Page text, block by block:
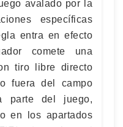
avalado por la
específicas
entra en efecto
comete una
tiro libre directo
fuera del campo
parte del juego,
en los apartados